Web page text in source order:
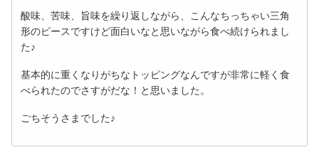
酸味、苦味、旨味を繰り返しながら、こんなちっちゃい三角
形のピースですけど面白いなと思いながら食べ続けられまし
た♪
基本的に重くなりがちなトッピングなんですが非常に軽く食
べられたのでさすがだな！と思いました。
ごちそうさまでした♪